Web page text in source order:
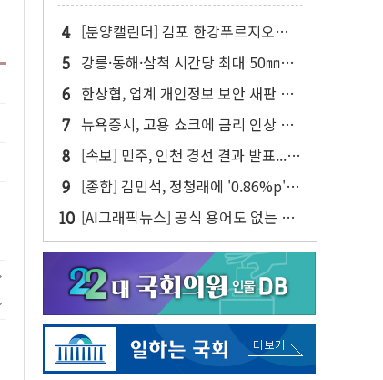
'격차 확대'
[분양캘린더] 김포 한강푸르지오리버
프론트 등 3284가구 분양
강릉·동해·삼척 시간당 최대 50㎜
폭우…강원 동해안 강한 비 이어져
한상협, 업계 개인정보 보안 새판 짠
다…'자율규제단체' 타진
뉴욕증시, 고용 쇼크에 금리 인상 우
려 후퇴…S&P500 최고치
[속보] 민주, 인천 경선 결과 발표...김
민석 45.09% 정청래 43.27% 송영
길 11.63%
[종합] 김민석, 정청래에 '0.86%p'
차 재역전 성공...金 45.42% vs 鄭
44.56%
[AI그래픽뉴스] 공식 용어도 없는 초
열대야, 기준을 만들어야 할 때가 됐
다